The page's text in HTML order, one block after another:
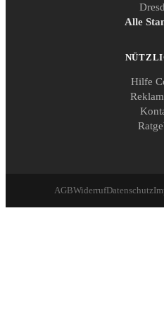
Alle
Hilfe
AGBWiderrufDatenschutz